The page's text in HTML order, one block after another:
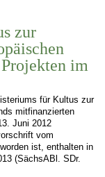
zur
im
für Kultus zur
mitfinanzierten
Juni 2012
vom
ist, enthalten in
(SächsABl. SDr.